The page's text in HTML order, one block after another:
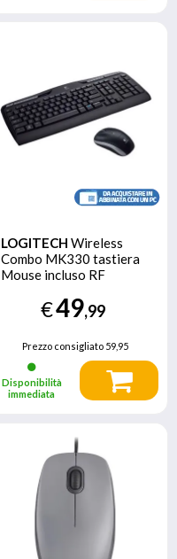
LOGITECH Wireless
Combo MK330 tastiera
Mouse incluso RF
Italiano Nero
€49,99
Prezzo consigliato 59,95
Disponibilità
immediata